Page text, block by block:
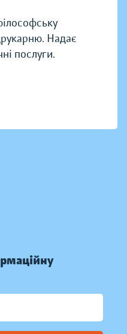
Надає
послуги.